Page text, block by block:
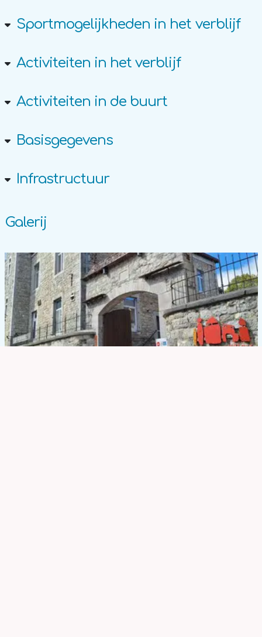
Sportmogelijkheden in het verblijf
Activiteiten in het verblijf
Activiteiten in de buurt
Basisgegevens
Infrastructuur
Galerij